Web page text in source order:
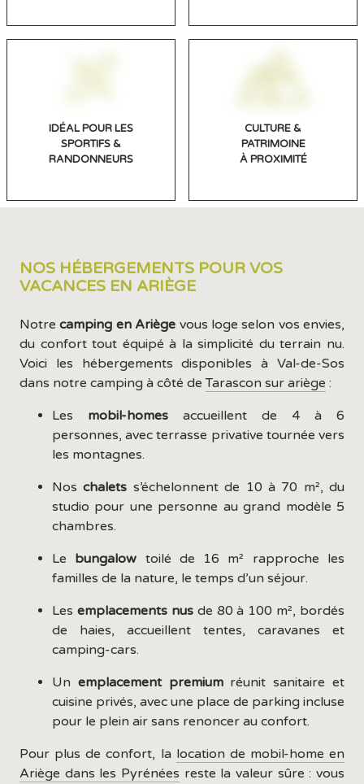
IDÉAL POUR LES
SPORTIFS &
RANDONNEURS
CULTURE &
PATRIMOINE
À PROXIMITÉ
NOS HÉBERGEMENTS POUR VOS
VACANCES EN ARIÈGE
Notrecamping en Ariège vous loge selon vos envies,
du confort tout équipé à la simplicité du terrain nu.
Voici les hébergements disponibles à Val-de-Sos
dans notre camping à côté deTarascon sur ariège :
Les mobil-homes accueillent de 4 à 6
personnes, avec terrasse privative tournée vers
les montagnes.
Noschalets s’échelonnent de 10 à 70 m², du
studio pour une personne au grand modèle 5
chambres.
Le bungalow toilé de 16 m² rapproche les
familles de la nature, le temps d’un séjour.
Les emplacements nusde 80 à 100 m², bordés
de haies, accueillent tentes, caravanes et
camping-cars.
Un emplacement premiumréunit sanitaire et
cuisine privés, avec une place de parking incluse
pour le plein air sans renoncer au confort.
Pour plus de confort, la location de mobil-home en
Ariège dans les Pyrénées reste la valeur sûre : vous